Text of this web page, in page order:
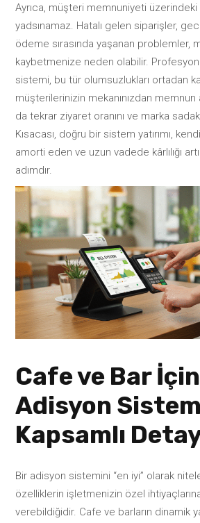
Ayrıca, müşteri memnuniyeti
yadsınamaz. Hatalı gelen siparişler,
ödeme sırasında yaşanan problemler,
kaybetmenize neden olabilir.
sistemi, bu tür olumsuzlukları ortadan
müşterilerinizin mekanınızdan memnun
da tekrar ziyaret oranını ve marka
Kısacası, doğru bir sistem yatırımı,
amorti eden ve uzun vadede kârlılığı
adımdır.
Cafe ve Bar
Adisyon
Kapsamlı
Bir adisyon sistemini “en iyi” olarak
özelliklerin işletmenizin özel
verebildiğidir. Cafe ve barların dinamik